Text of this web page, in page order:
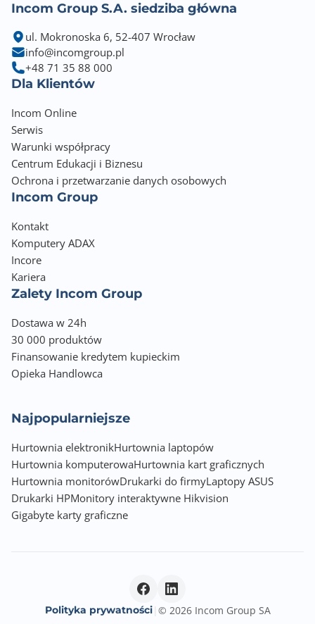
Incom Group S.A. siedziba główna
ul. Mokronoska 6, 52-407 Wrocław
info@incomgroup.pl
+48 71 35 88 000
Dla Klientów
Incom Online
Serwis
Warunki współpracy
Centrum Edukacji i Biznesu
Ochrona i przetwarzanie danych osobowych
Incom Group
Kontakt
Komputery ADAX
Incore
Kariera
Zalety Incom Group
Dostawa w 24h
30 000 produktów
Finansowanie kredytem kupieckim
Opieka Handlowca
Najpopularniejsze
Hurtownia elektronikHurtownia laptopów
Hurtownia komputerowaHurtownia kart graficznych
Hurtownia monitorówDrukarki do firmyLaptopy ASUS
Drukarki HPMonitory interaktywne Hikvision
Gigabyte karty graficzne
Polityka prywatności| © 2026 Incom Group SA